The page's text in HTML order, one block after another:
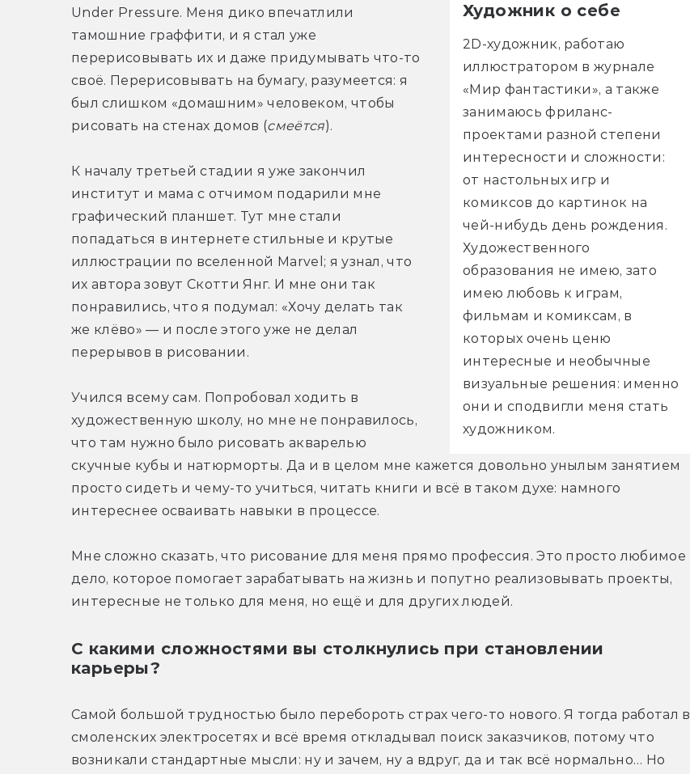
Художник о себе
2D-художник, работаю
иллюстратором в журнале
«Мир фантастики», а также
занимаюсь фриланс-
проектами разной степени
интересности и сложности:
от настольных игр и
комиксов до картинок на
чей-нибудь день рождения.
Художественного
образования не имею, зато
имею любовь к играм,
фильмам и комиксам, в
которых очень ценю
интересные и необычные
визуальные решения: именно
они и сподвигли меня стать
художником.
Under Pressure. Меня дико впечатлили
тамошние граффити, и я стал уже
перерисовывать их и даже придумывать что-то
своё. Перерисовывать на бумагу, разумеется: я
был слишком «домашним» человеком, чтобы
рисовать на стенах домов (смеётся).
К началу третьей стадии я уже закончил
институт и мама с отчимом подарили мне
графический планшет. Тут мне стали
попадаться в интернете стильные и крутые
иллюстрации по вселенной Marvel; я узнал, что
их автора зовут Скотти Янг. И мне они так
понравились, что я подумал: «Хочу делать так
же клёво» — и после этого уже не делал
перерывов в рисовании.
Учился всему сам. Попробовал ходить в
художественную школу, но мне не понравилось,
что там нужно было рисовать акварелью
скучные кубы и натюрморты. Да и в целом мне кажется довольно унылым занятием
просто сидеть и чему-то учиться, читать книги и всё в таком духе: намного
интереснее осваивать навыки в процессе.
Мне сложно сказать, что рисование для меня прямо профессия. Это просто любимое
дело, которое помогает зарабатывать на жизнь и попутно реализовывать проекты,
интересные не только для меня, но ещё и для других людей.
С какими сложностями вы столкнулись при становлении
карьеры?
Самой большой трудностью было перебороть страх чего-то нового. Я тогда работал в
смоленских электросетях и всё время откладывал поиск заказчиков, потому что
возникали стандартные мысли: ну и зачем, ну а вдруг, да и так всё нормально… Но